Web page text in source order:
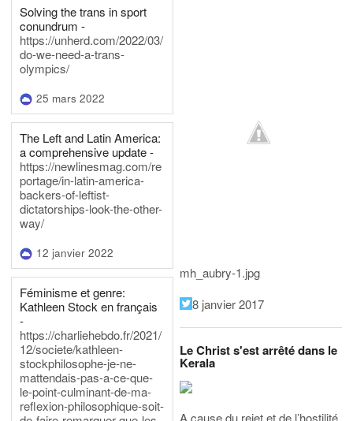
Solving the trans in sport
conundrum -
https://unherd.com/2022/03/
do-we-need-a-trans-
olympics/
25 mars 2022
The Left and Latin America:
a comprehensive update -
https://newlinesmag.com/re
portage/in-latin-america-
backers-of-leftist-
dictatorships-look-the-other-
way/
12 janvier 2022
Féminisme et genre:
Kathleen Stock en français
-
https://charliehebdo.fr/2021/
12/societe/kathleen-
stockphilosophe-je-ne-
mattendais-pas-a-ce-que-
le-point-culminant-de-ma-
reflexion-philosophique-soit-
mh_aubry-1.jpg
8 janvier 2017
Le Christ s'est arrêté dans le
Kerala
A cause du rejet et de l’hostilité